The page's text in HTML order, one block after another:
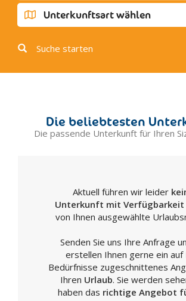
Joppolo Giancaxio
Lampedusa
Licata
Lucca Sicula
Montevago
Raffadali
Realmonte
Sambuca di Sicilia
San Biagio Platani
Unterkunftsart wählen
Suche starten
Die beliebtesten
Die passende Unterkunft für Ihren
Aktuell führen wir leider
Unterkunft mit Verfügbarkeit
von Ihnen ausgewählte
Senden Sie uns Ihre Anfrage
erstellen Ihnen gerne ein auf
Bedürfnisse zugeschnittenes
Ihren Urlaub. Sie werden
haben das richtige Angebot